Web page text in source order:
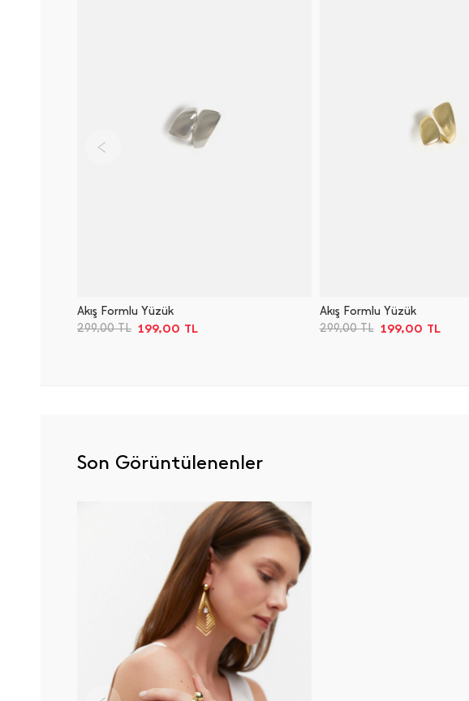
Akış Formlu Yüzük
299,00TL 199,00 TL
Akış Formlu Yüzük
299,00TL 199,00 TL
Son Görüntülenenler